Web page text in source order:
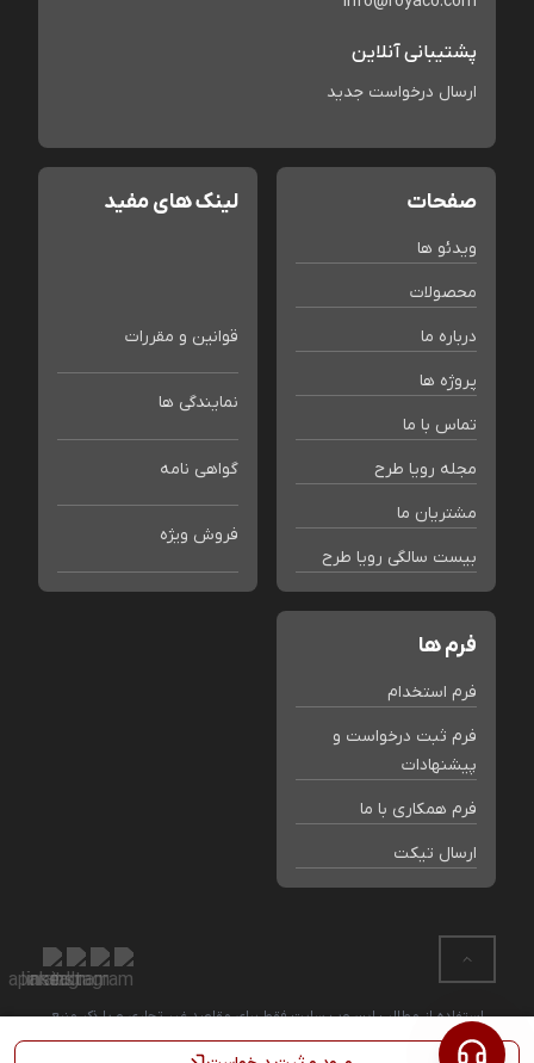
پشتیبانی آنلاین
ارسال درخواست جدید
صفحات
ویدئو ها
محصولات
درباره ما
پروژه ها
تماس با ما
مجله رویا طرح
مشتریان ما
بیست سالگی رویا طرح
لینک های مفید
قوانین و مقررات
نمایندگی ها
گواهی نامه
فروش ویژه
فرم ها
فرم استخدام
فرم ثبت درخواست و
پیشنهادات
فرم همکاری با ما
ارسال تیکت
استفاده از مطالب این وب سایت فقط برای مقاصد غیر تجاری و با ذکر منبع
بلامانع است. کلیه حقوق این سایت متعلق به فروشگاه رویا طرح می باشد.